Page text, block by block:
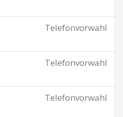
Telefonvorwahl
Telefonvorwahl
Telefonvorwahl